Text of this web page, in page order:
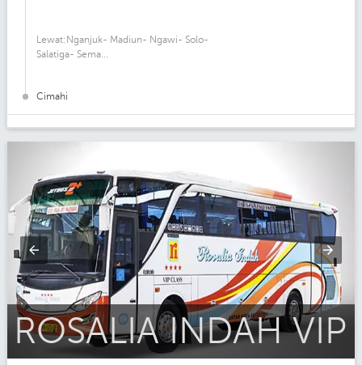
Lewat:Nganjuk- Madiun- Ngawi- Solo-
Salatiga- Sema...
Cimahi
ROSALIA INDAH Executive